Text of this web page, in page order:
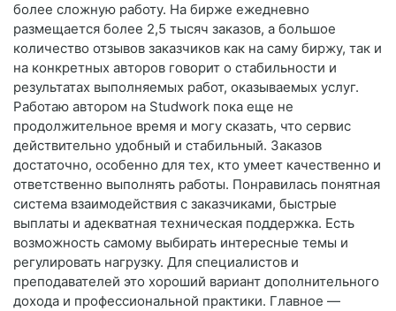
более сложную работу. На бирже ежедневно
размещается более 2,5 тысяч заказов, а большое
количество отзывов заказчиков как на саму биржу, так и
на конкретных авторов говорит о стабильности и
результатах выполняемых работ, оказываемых услуг.
Работаю автором на Studwork пока еще не
продолжительное время и могу сказать, что сервис
действительно удобный и стабильный. Заказов
достаточно, особенно для тех, кто умеет качественно и
ответственно выполнять работы. Понравилась понятная
система взаимодействия с заказчиками, быстрые
выплаты и адекватная техническая поддержка. Есть
возможность самому выбирать интересные темы и
регулировать нагрузку. Для специалистов и
преподавателей это хороший вариант дополнительного
дохода и профессиональной практики. Главное —